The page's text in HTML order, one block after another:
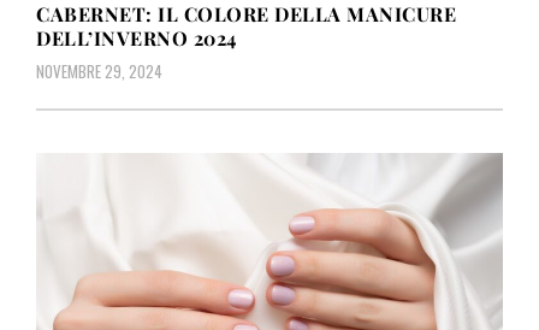
CABERNET: IL COLORE DELLA MANICURE
DELL’INVERNO 2024
NOVEMBRE 29, 2024